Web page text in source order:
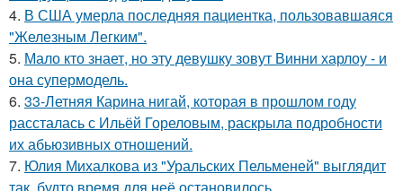
4. В США умерла последняя пациентка, пользовавшаяся
"Железным Легким".
5. Мало кто знает, но эту девушку зовут Винни харлоу - и
она супермодель.
6. 33-Летняя Карина нигай, которая в прошлом году
рассталась с Ильёй Гореловым, раскрыла подробности
их абьюзивных отношений.
7. Юлия Михалкова из "Уральских Пельменей" выглядит